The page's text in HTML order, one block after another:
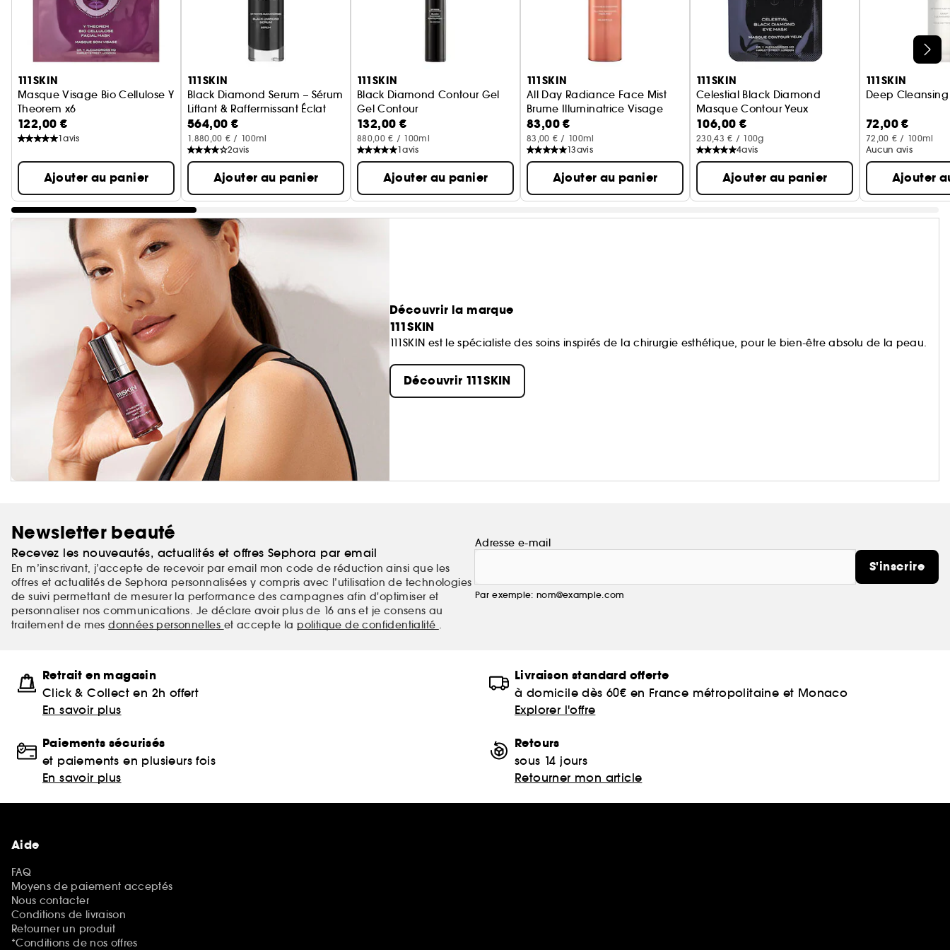
Ignorer le carrousel produits
111SKIN
Masque Visage Bio Cellulose Y
Theorem x6
Soin Visage
122,00 €
1avis
Ajouter au panier
111SKIN
Black Diamond Serum – Sérum
Liftant & Raffermissant Éclat
564,00 €
1.880,00 € / 100ml
2avis
Ajouter au panier
111SKIN
Black Diamond Contour Gel
Gel Contour
132,00 €
880,00 € / 100ml
1avis
Ajouter au panier
111SKIN
All Day Radiance Face Mist
Brume Illuminatrice Visage
83,00 €
83,00 € / 100ml
13avis
Ajouter au panier
111SKIN
Celestial Black Diamond
Masque Contour Yeux
106,00 €
230,43 € / 100g
4avis
Ajouter au panier
111SKIN
Deep
72,00 €
72,00 € / 100ml
Aucun avis
Ajouter
Découvrir la marque
111SKIN
111SKIN est le spécialiste des soins inspirés de la chirurgie esthétique, pour le bien-être absolu de la peau.
Découvrir 111SKIN
Newsletter beauté
Recevez les nouveautés, actualités et offres Sephora par email
En m’inscrivant, j’accepte de recevoir par email mon code de réduction ainsi que les
offres et actualités de Sephora personnalisées y compris avec l’utilisation de technologies
de suivi permettant de mesurer la performance des campagnes afin d'optimiser et
personnaliser nos communications. Je déclare avoir plus de 16 ans et je consens au
traitement de mesdonnées personnelles et accepte la politique de confidentialité .
Adresse e-mail
Par exemple: nom@example.com
S'inscrire
Retrait en magasin
Click & Collect en 2h offert
En savoir plus
Livraison standard offerte
à domicile dès 60€ en France métropolitaine et Monaco
Explorer l'offre
Paiements sécurisés
et paiements en plusieurs fois
En savoir plus
Retours
sous 14 jours
Retourner mon article
Aide
FAQ
Moyens de paiement acceptés
Nous contacter
Conditions de livraison
Retourner un produit
*Conditions de nos offres